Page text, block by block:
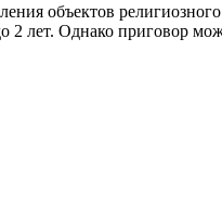
объектов
2 лет. Однако приговор